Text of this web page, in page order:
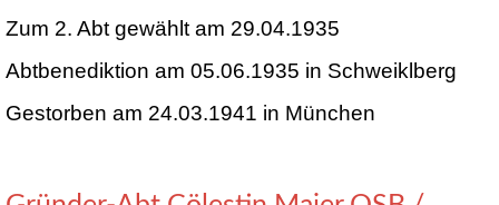
Zum 2. Abt gewählt am 29.04.1935
Abtbenediktion am 05.06.1935 in Schweiklberg
Gestorben am 24.03.1941 in München